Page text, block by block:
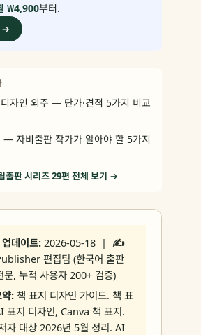
₩4,900부터.
→
자인 외주 — 단가·견적 5가지 비교
— 자비출판 작가가 알아야 할 5가지
출판 시리즈 29편 전체 보기 →
데이트:2026-05-18 | ✍️
편집팀 (한국어 출판
문, 누적 사용자 200+ 검증)
: 책 표지 디자인 가이드. 책 표
표지 디자인, Canva 책 표지.
자 대상 2026년 5월 정리. AI